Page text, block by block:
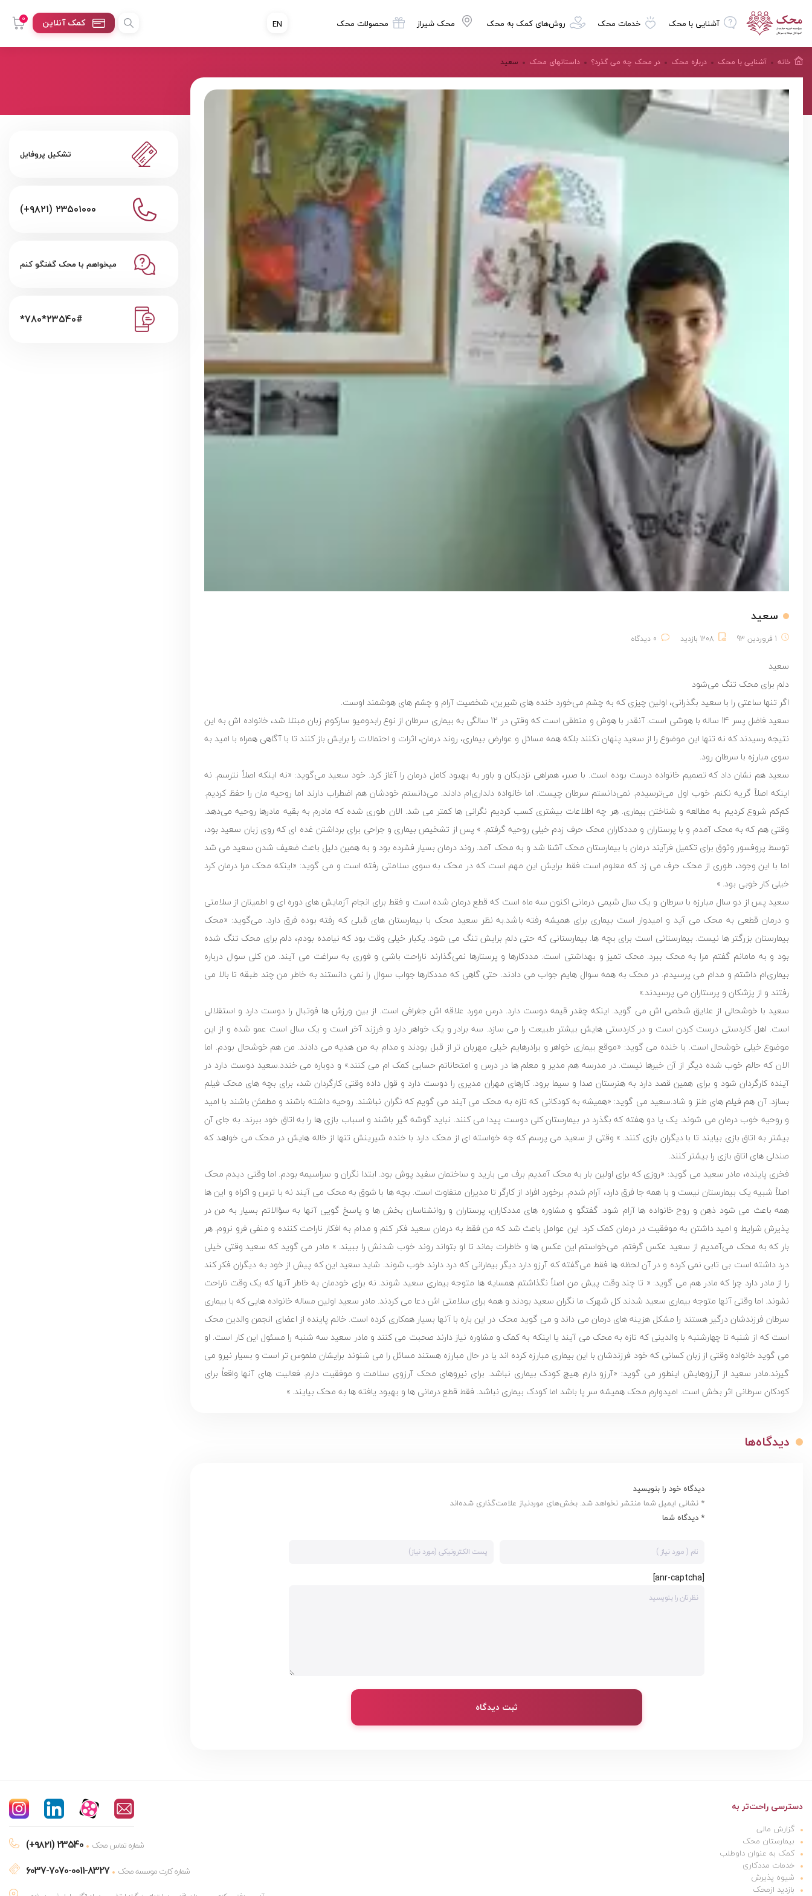
آشنایی با محک خدمات محک روش‌های کمک به محک محک شیراز محصولات محک 0 کمک آنلاین EN
خانه آشنایی با محک درباره محک در محک چه می گذرد؟ داستانهای محک سعید
سعید
1 فروردین 93 1208 بازدید 0 دیدگاه
سعید
دلم برای محک تنگ می‌شود
اگر تنها ساعتی را با سعید بگذرانی، اولین چیزی که به چشم می‌خورد خنده های شیرین، شخصیت آرام و چشم های هوشمند اوست.
سعید فاضل پسر 14 ساله با هوشی است. آنقدر با هوش و منطقی است که وقتی در 12 سالگی به بیماری سرطان از نوع رابدومیو سارکوم زبان مبتلا شد، خانواده اش به این
نتیجه رسیدند که نه تنها این موضوع را از سعید پنهان نکنند بلکه همه مسائل و عوارض بیماری، روند درمان، اثرات و احتمالات را برایش باز کنند تا با آگاهی همراه با امید به
سوی مبارزه با سرطان رود.
سعید هم نشان داد که تصمیم خانواده درست بوده است. با صبر، همراهی نزدیکان و باور به بهبود کامل درمان را آغاز کرد. خود سعید می‌گوید: «نه اینکه اصلاً نترسم. نه
اینکه اصلاً گریه نکنم. خوب اول می‌ترسیدم. نمی‌دانستم سرطان چیست. اما خانواده دلداری‌ام دادند. می‌دانستم خودشان هم اضطراب دارند اما روحیه مان را حفظ کردیم.
کم‌کم شروع کردیم به مطالعه و شناختن بیماری. هر چه اطلاعات بیشتری کسب کردیم نگرانی ها کمتر می شد. الان طوری شده که مادرم به بقیه مادرها روحیه می‌دهد.
وقتی هم که به محک آمدم و با پرستاران و مددکاران محک حرف زدم خیلی روحیه گرفتم. » پس از تشخیص بیماری و جراحی برای برداشتن غده ای که روی زبان سعید بود،
توسط پروفسور وثوق برای تکمیل فرآیند درمان با بیمارستان محک آشنا شد و به محک آمد. روند درمان بسیار فشرده بود و به همین دلیل باعث ضعیف شدن سعید می شد
اما با این وجود، طوری از محک حرف می زد که معلوم است فقط برایش این مهم است که در محک به سوی سلامتی رفته است و می گوید: «اینکه محک مرا درمان کرد
خیلی کار خوبی بود. »
سعید پس از دو سال مبارزه با سرطان و یک سال شیمی درمانی اکنون سه ماه است که قطع درمان شده است و فقط برای انجام آزمایش های دوره ای و اطمینان از سلامتی
و درمان قطعی به محک می آید و امیدوار است بیماری برای همیشه رفته باشد.به نظر سعید محک با بیمارستان های قبلی که رفته بوده فرق دارد. می‌گوید: «محک
بیمارستان بزرگتر ها نیست. بیمارستانی است برای بچه ها. بیمارستانی که حتی دلم برایش تنگ می شود. یکبار خیلی وقت بود که نیامده بودم، دلم برای محک تنگ شده
بود و به مامانم گفتم مرا به محک ببرد. محک تمیز و بهداشتی است. مددکار‌ها و پرستار‌ها نمی‌گذارند ناراحت باشی و فوری به سراغت می آیند. من کلی سوال درباره
بیماری‌ام داشتم و مدام می پرسیدم. در محک به همه سوال هایم جواب می دادند. حتی گاهی که مددکارها جواب سوال را نمی دانستند به خاطر من چند طبقه تا بالا می
رفتند و از پزشکان و پرستاران می پرسیدند.»
سعید با خوشحالی از علایق شخصی اش می گوید. اینکه چقدر قیمه دوست دارد. درس مورد علاقه اش جغرافی است. از بین ورزش ها فوتبال را دوست دارد و استقلالی
است. اهل کاردستی درست کردن است و در کاردستی هایش بیشتر طبیعت را می سازد. سه برادر و یک خواهر دارد و فرزند آخر است و یک سال است عمو شده و از این
موضوع خیلی خوشحال است. با خنده می گوید: «موقع بیماری خواهر و برادرهایم خیلی مهربان تر از قبل بودند و مدام به من هدیه می دادند. من هم خوشحال بودم. اما
الان که حالم خوب شده دیگر از آن خیرها نیست. در مدرسه هم مدیر و معلم ها در درس و امتحاناتم حسابی کمک ام می کنند.» و دوباره می خندد.سعید دوست دارد در
آینده کارگردان شود و برای همین قصد دارد به هنرستان صدا و سیما برود. کارهای مهران مدیری را دوست دارد و قول داده وقتی کارگردان شد، برای بچه های محک فیلم
بسازد. آن هم فیلم های طنز و شاد.سعید می گوید: «همیشه به کودکانی که تازه به محک می آیند می گویم که نگران نباشند. روحیه داشته باشند و مطمئن باشند با امید
و روحیه خوب درمان می شوند. یک یا دو هفته که بگذرد در بیمارستان کلی دوست پیدا می کنند. نباید گوشه گیر باشند و اسباب بازی ها را به اتاق خود ببرند. به جای آن
بیشتر به اتاق بازی بیایند تا با دیگران بازی کنند. » وقتی از سعید می پرسم که چه خواسته ای از محک دارد با خنده شیرینش تنها از خاله هایش در محک می خواهد که
صندلی های اتاق بازی را بیشتر کنند.
فخری پاینده، مادر سعید می گوید: «روزی که برای اولین بار به محک آمدیم برف می بارید و ساختمان سفید پوش بود. ابتدا نگران و سراسیمه بودم. اما وقتی دیدم محک
اصلاً شبیه یک بیمارستان نیست و با همه جا فرق دارد، آرام شدم. برخورد افراد از کارگر تا مدیران متفاوت است. بچه ها با شوق به محک می آیند نه با ترس و اکراه و این ها
همه باعث می شود ذهن و روح خانواده ها آرام شود. گفتگو و مشاوره های مددکاران، پرستاران و روانشناسان بخش ها و پاسخ گویی آنها به سؤالاتم بسیار به من در
پذیرش شرایط و امید داشتن به موفقیت در درمان کمک کرد. این عوامل باعث شد که من فقط به درمان سعید فکر کنم و مدام به افکار ناراحت کننده و منفی فرو نروم. هر
بار که به محک می‌آمدیم از سعید عکس گرفتم. می‌خواستم این عکس‌ ها و خاطرات بماند تا او بتواند روند خوب شدنش را ببیند. » مادر می گوید که سعید وقتی خیلی
درد داشته است بی تابی نمی کرده و در آن لحظه ها فقط می‌گفته که آرزو دارد دیگر بیمارانی که درد دارند خوب شوند. شاید سعید این که پیش از خود به دیگران فکر کند
را از مادر دارد چرا که مادر هم می گوید: « تا چند وقت پیش من اصلاً نگذاشتم همسایه ها متوجه بیماری سعید شوند. نه برای خودمان به خاطر آنها که یک وقت ناراحت
نشوند. اما وقتی آنها متوجه بیماری سعید شدند کل شهرک ما نگران سعید بودند و همه برای سلامتی اش دعا می کردند. مادر سعید اولین مساله خانواده هایی که با بیماری
سرطان فرزندشان درگیر هستند را مشکل هزینه های درمان می داند و می گوید محک در این باره با آنها بسیار همکاری کرده است. خانم پاینده از اعضای انجمن والدین محک
است که از شنبه تا چهارشنبه با والدینی که تازه به محک می آیند یا اینکه به کمک و مشاوره نیاز دارند صحبت می کنند و مادر سعید سه شنبه را مسئول این کار است. او
می گوید خانواده وقتی از زبان کسانی که خود فرزندشان با این بیماری مبارزه کرده اند یا در حال مبارزه هستند مسائل را می شنوند برایشان ملموس تر است و بسیار نیرو می
گیرند.مادر سعید از آرزوهایش اینطور می گوید: «آرزو دارم هیچ کودک بیماری نباشد. برای نیروهای محک آرزوی سلامت و موفقیت دارم. فعالیت های آنها واقعاً برای
کودکان سرطانی اثر بخش است. امیدوارم محک همیشه سر پا باشد اما کودک بیماری نباشد. فقط قطع درمانی ها و بهبود یافته ها به محک بیایند. »
دیدگاه‌ها
دیدگاه خود را بنویسید
* نشانی ایمیل شما منتشر نخواهد شد. بخش‌های موردنیاز علامت‌گذاری شده‌اند
* دیدگاه شما
[anr-captcha]
ثبت دیدگاه
تشکیل پروفایل
(+۹۸۲۱) ۲۳۵۰۱۰۰۰
میخواهم با محک گفتگو کنم
*780*23540#
دسترسی راحت‌تر به
گزارش مالی
بیمارستان محک
کمک به عنوان داوطلب
خدمات مددکاری
شیوه پذیرش
بازدید ازمحک
(+۹۸۲۱) 23540 شماره تماس محک
6037-7070-0011-8327
شماره کارت موسسه محک